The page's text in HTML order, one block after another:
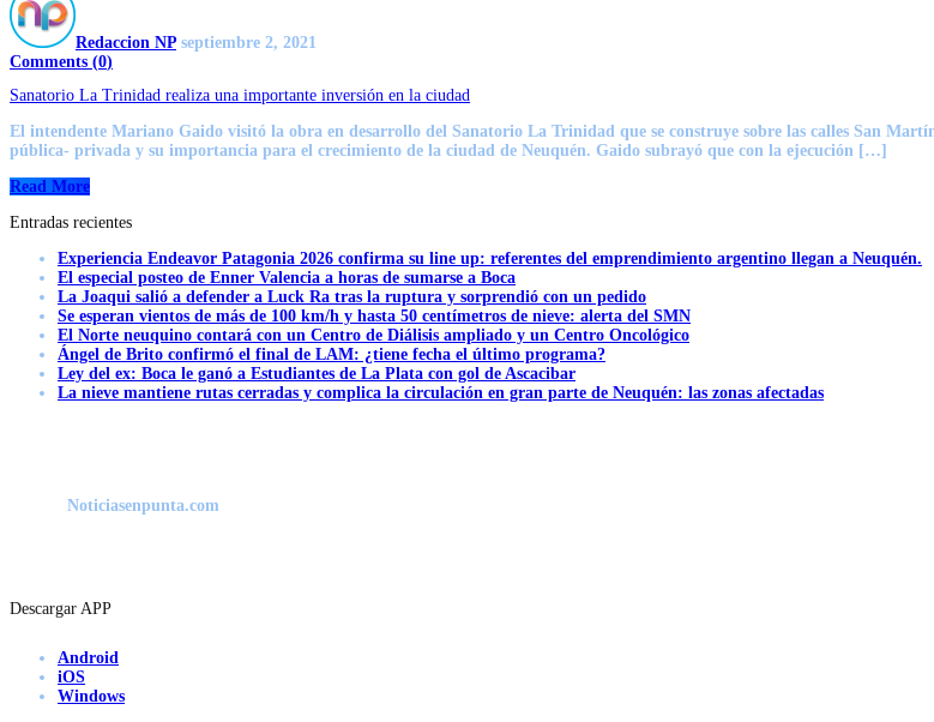
Redaccion NP septiembre 2, 2021
Comments (0)
Sanatorio La Trinidad realiza una importante inversión en la ciudad
El intendente Mariano Gaido visitó la obra en desarrollo del Sanatorio La Trinidad que se construye sobre las calles San
pública- privada y su importancia para el crecimiento de la ciudad de Neuquén. Gaido subrayó que con la ejecución […]
Read More
Entradas recientes
Experiencia Endeavor Patagonia 2026 confirma su line up: referentes del emprendimiento argentino llegan a Neuquén.
El especial posteo de Enner Valencia a horas de sumarse a Boca
La Joaqui salió a defender a Luck Ra tras la ruptura y sorprendió con un pedido
Se esperan vientos de más de 100 km/h y hasta 50 centímetros de nieve: alerta del SMN
El Norte neuquino contará con un Centro de Diálisis ampliado y un Centro Oncológico
Ángel de Brito confirmó el final de LAM: ¿tiene fecha el último programa?
Ley del ex: Boca le ganó a Estudiantes de La Plata con gol de Ascacibar
La nieve mantiene rutas cerradas y complica la circulación en gran parte de Neuquén: las zonas afectadas
Noticiasenpunta.com
Descargar APP
Android
iOS
Windows